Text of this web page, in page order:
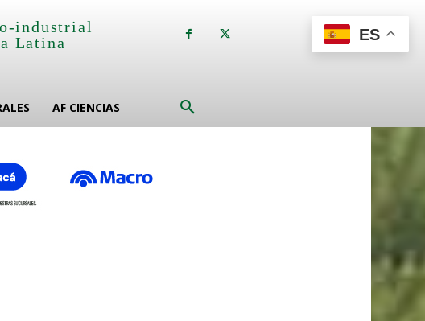
industrial
Latina
AF CIENCIAS
ES